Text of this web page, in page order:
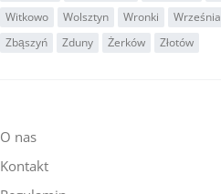
Witkowo
Wolsztyn Wronki Września
Zbąszyń
Zduny Żerków Złotów
O nas
Kontakt